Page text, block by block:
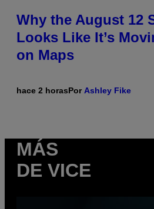
Why the August 12
Looks Like It’s
on Maps
hace 2 horasPorAshley Fike
MÁS
DE VICE